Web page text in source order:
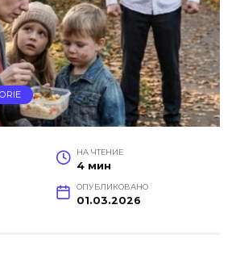
НА ЧТЕНИЕ
4 мин
ОПУБЛИКОВАНО
01.03.2026